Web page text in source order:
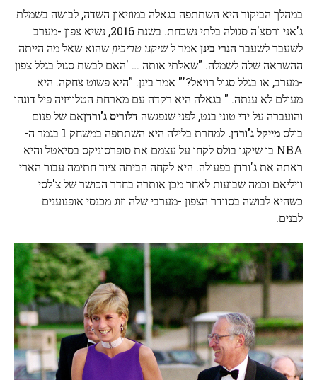
במהלך הביקור היא השתתפה בגאלה במוזיאון השדה, לבושה בשמלת
ג'אני ורסצ'ה סגולה בלתי נשכחת. בשנת 2016, נשיא צפון -מערב
לשעבר לשעבר הנרי בינן אמר לשיקגו טריביון שהוא שאל מה הייתה
ההשראה שלה לשמלה. "שאלתי אותה … 'האם לבשת סגול בגלל צפון
-מערב, או בגלל סגול רויאל?'" אמר בינן. "היא פשוט צחקה. היא
מעולם לא ענתה. " בגאלה היא רקדה עם מארחת הטלוויזיה פיל דונהו
והועברה על ידי טוני בנט, לפני שנפגשה דלוריס ג'ורדןאם של פנום
בולסמייקל ג'ורדן.
למחרת בלילה היא השתתפה במשחק 1 בגמר ה-
NBA בו שיקגו בולס לקחו על עצמם את סופרסוניקס בסיאטל והיא
ראתה את ג'ורדן בפעולה. היא לקחה הביתה ציוד חתימה עבור הארי
וויליאם וכמה שבועות לאחר מכן אותרה בחדר הכושר של צ'לסי
כשהיא לבושה בסוודר הצפון -מערבי שלה וזוג מכנסי אופנוענים
לבנים.